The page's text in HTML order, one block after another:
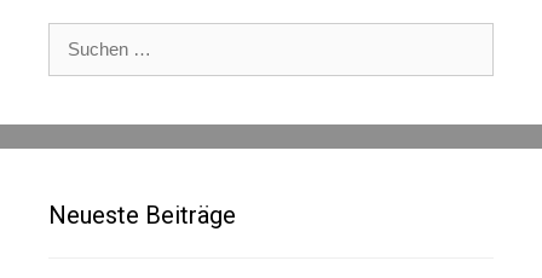
nach:
Neueste Beiträge